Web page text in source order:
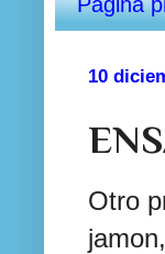
10
Otro